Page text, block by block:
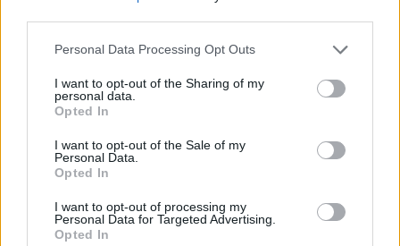
Personal Data Processing Opt Outs
I want to opt-out of the Sharing of my
personal data.
Opted In
I want to opt-out of the Sale of my
Personal Data.
Opted In
I want to opt-out of processing my
Personal Data for Targeted Advertising.
Opted In
15:08
ελεύθερη είσοδο στο Μεγάλο Αρσενάλι
Με τη MINOAN LINES, το ταξίδι έχει γεύση — και τιμές
14:59
της Μόσχας